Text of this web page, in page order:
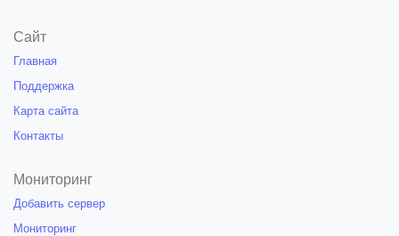
Сайт
Главная
Поддержка
Карта сайта
Контакты
Мониторинг
Добавить сервер
Мониторинг